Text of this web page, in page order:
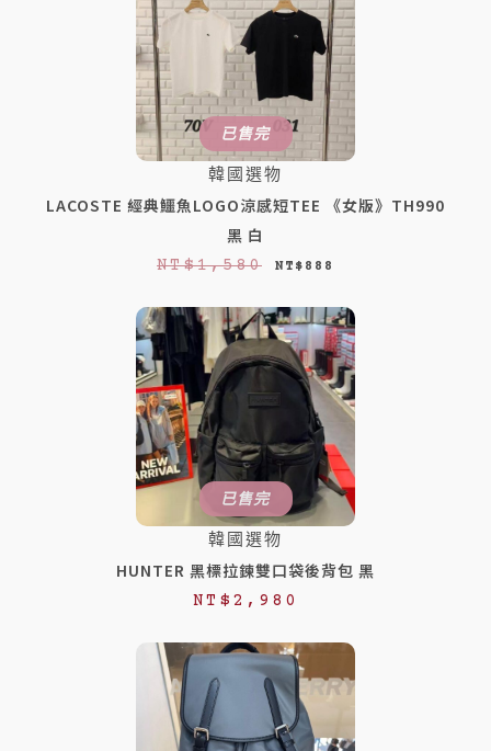
已售完
韓國選物
LACOSTE 經典鱷魚LOGO涼感短TEE 《女版》TH990
黑 白
NT$1,580
原
價
格
：
T
$
1
,
5
0
。
NT$ 888
價
格
：
T
$
8
已售完
韓國選物
HUNTER 黑標拉鍊雙口袋後背包 黑
NT$ 2,980